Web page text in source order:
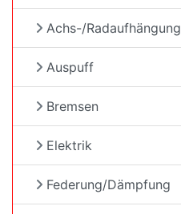
Achs-/Radaufhängung
Auspuff
Bremsen
Elektrik
Federung/Dämpfung